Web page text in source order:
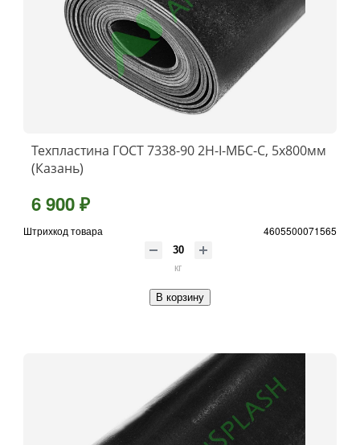
Техпластина ГОСТ 7338-90 2Н-I-МБС-С, 5x800мм
(Казань)
6 900 ₽
Штрихкод товара 4605500071565
кг
В корзину